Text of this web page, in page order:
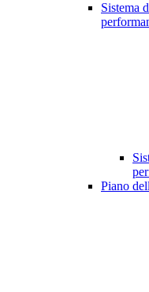
Sistema
Piano